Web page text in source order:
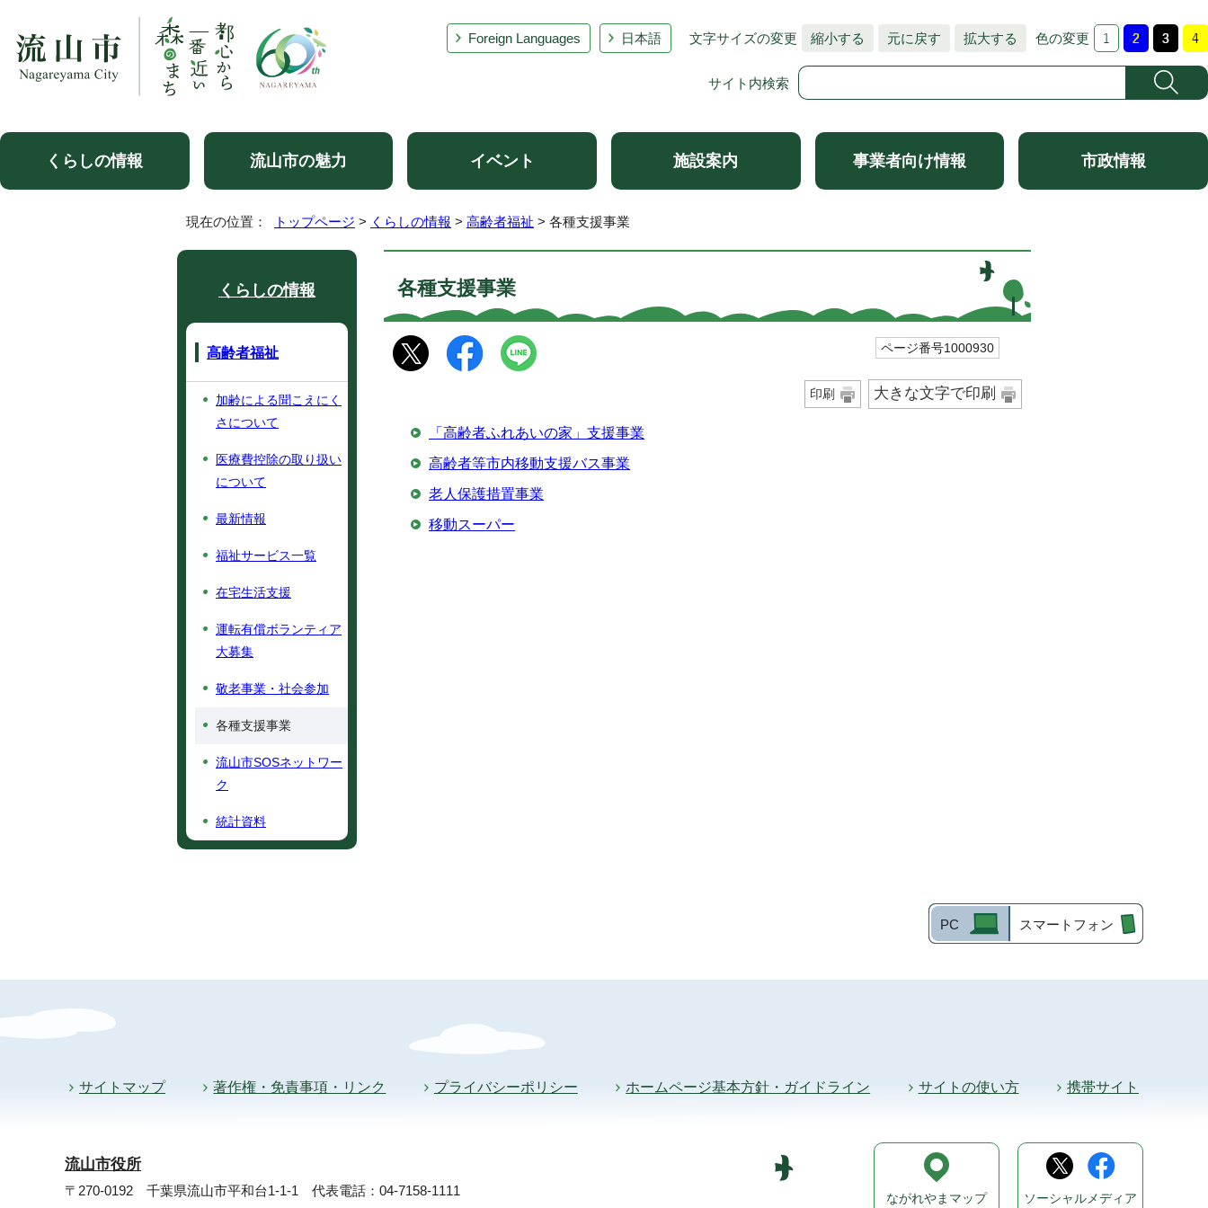
Foreign Languages 日本語 文字サイズの変更 縮小する 元に戻す 拡大する 色の変更
サイト内検索
くらしの情報 流山市の魅力 イベント 施設案内 事業者向け情報 市政情報
現在の位置： トップページ > くらしの情報 > 高齢者福祉 > 各種支援事業
各種支援事業
ページ番号1000930
印刷 大きな文字で印刷
「高齢者ふれあいの家」支援事業
高齢者等市内移動支援バス事業
老人保護措置事業
移動スーパー
くらしの情報
高齢者福祉
加齢による聞こえにく
さについて
医療費控除の取り扱い
について
最新情報
福祉サービス一覧
在宅生活支援
運転有償ボランティア
大募集
敬老事業・社会参加
各種支援事業
流山市SOSネットワー
ク
統計資料
PC スマートフォン
サイトマップ 著作権・免責事項・リンク プライバシーポリシー ホームページ基本方針・ガイドライン サイトの使い方 携帯サイト
流山市役所
〒270-0192 千葉県流山市平和台1-1-1 代表電話：04-7158-1111
ながれやまマップ ソーシャルメディア